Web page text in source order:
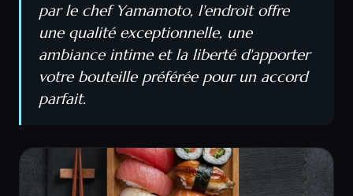
par le chef Yamamoto, l'endroit offre
une qualité exceptionnelle, une
ambiance intime et la liberté d'apporter
votre bouteille préférée pour un accord
parfait.